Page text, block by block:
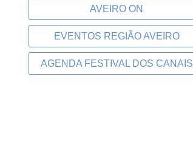
AVEIRO ON
EVENTOS REGIÃO AVEIRO
AGENDA FESTIVAL DOS CANAIS